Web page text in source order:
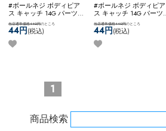
#ボールネジ ボディピア
ス キャッチ 14G パーツ
ネジ式 軟骨ピアス カスタ
マイズ アレンジ ステンレ
ス ネコポスOK
アボールネジ (ゴールド)
当店通常価格440円のところ
44円(税込)
#ボールネジ ボディピア
ス キャッチ 14G パーツ
ネジ式 軟骨ピアス カスタ
マイズ アレンジ ステンレ
ス ネコポスOK
アボールネジ (ローズゴー
当店通常価格440円のところ
44円(税込)
1
商品検索